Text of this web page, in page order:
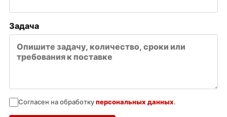
Задача
Согласен на обработкуперсональных данных.